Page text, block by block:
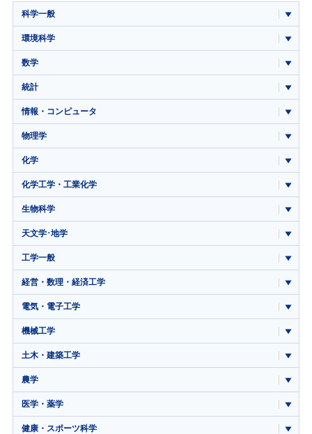
科学一般
環境科学
数学
統計
情報・コンピュータ
物理学
化学
化学工学・工業化学
生物科学
天文学･地学
工学一般
経営・数理・経済工学
電気・電子工学
機械工学
土木・建築工学
農学
医学・薬学
健康・スポーツ科学